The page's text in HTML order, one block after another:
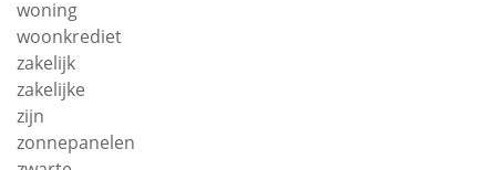
woning
woonkrediet
zakelijk
zakelijke
zijn
zonnepanelen